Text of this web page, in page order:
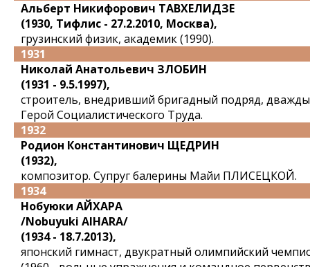
Альберт Никифорович ТАВХЕЛИДЗЕ
(1930, Тифлис - 27.2.2010, Москва),
грузинский физик, академик (1990).
1931
Николай Анатольевич ЗЛОБИН
(1931 - 9.5.1997),
строитель, внедривший бригадный подряд, дважды
Герой Социалистического Труда.
1932
Родион Константинович ЩЕДРИН
(1932),
композитор. Супруг балерины Майи ПЛИСЕЦКОЙ.
1934
Нобуюки АЙХАРА
/Nobuyuki AIHARA/
(1934 - 18.7.2013),
японский гимнаст, двукратный олимпийский